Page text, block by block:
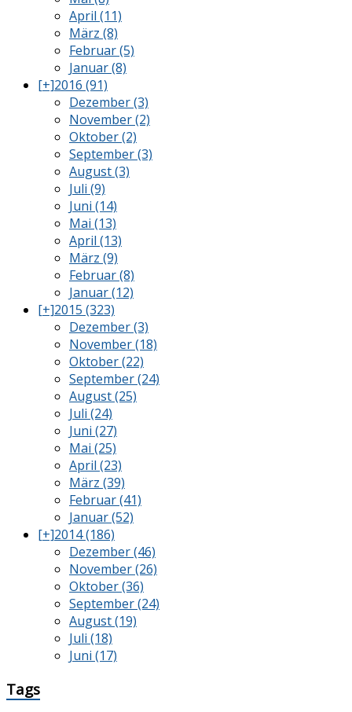
April (11)
März (8)
Februar (5)
Januar (8)
[+]2016 (91)
Dezember (3)
November (2)
Oktober (2)
September (3)
August (3)
Juli (9)
Juni (14)
Mai (13)
April (13)
März (9)
Februar (8)
Januar (12)
[+]2015 (323)
Dezember (3)
November (18)
Oktober (22)
September (24)
August (25)
Juli (24)
Juni (27)
Mai (25)
April (23)
März (39)
Februar (41)
Januar (52)
[+]2014 (186)
Dezember (46)
November (26)
Oktober (36)
September (24)
August (19)
Juli (18)
Juni (17)
Tags